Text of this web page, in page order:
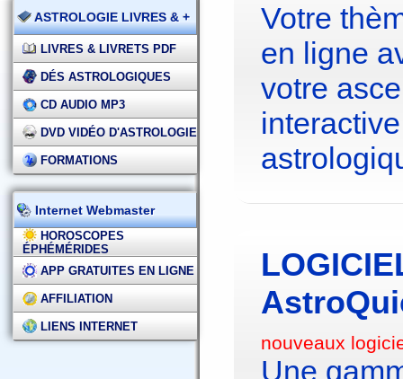
ASTROLOGIE LIVRES & +
LIVRES & LIVRETS PDF
DÉS ASTROLOGIQUES
CD AUDIO MP3
DVD VIDÉO D'ASTROLOGIE
FORMATIONS
Internet Webmaster
HOROSCOPES
ÉPHÉMÉRIDES
APP GRATUITES EN LIGNE
AFFILIATION
LIENS INTERNET
Votre
en ligne
votre
nouveaux
Une